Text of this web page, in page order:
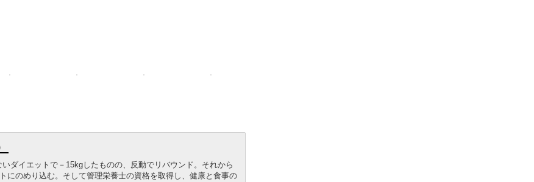
ダイエットで－15kgしたものの、反動でリバウンド。それから
にのめり込む。そして管理栄養士の資格を取得し、健康と食事の